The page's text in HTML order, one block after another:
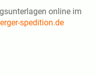
online im
spedition.de